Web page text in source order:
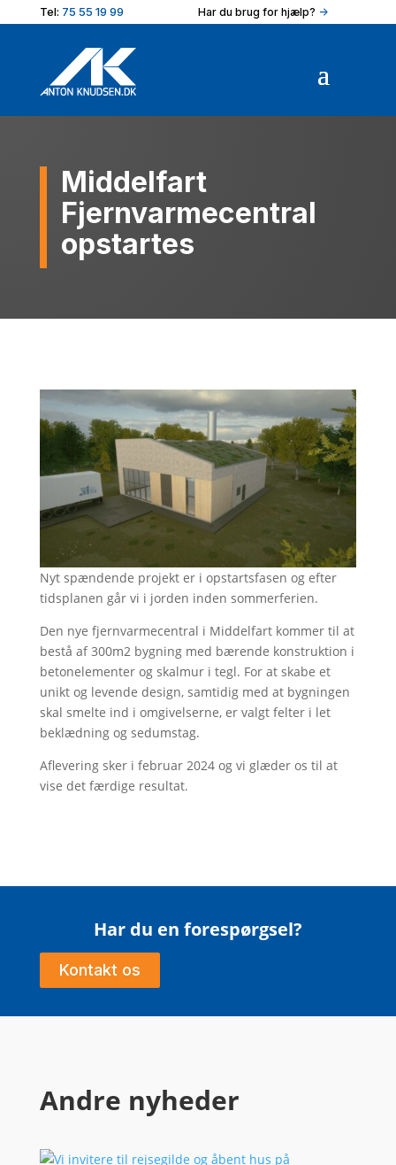
Tel: 75 55 19 99 Har du brug for hjælp? ->
Middelfart
Fjernvarmecentral
opstartes
Nyt spændende projekt er i opstartsfasen og efter
tidsplanen går vi i jorden inden sommerferien.
Den nye fjernvarmecentral i Middelfart kommer til at
bestå af 300m2 bygning med bærende konstruktion i
betonelementer og skalmur i tegl. For at skabe et
unikt og levende design, samtidig med at bygningen
skal smelte ind i omgivelserne, er valgt felter i let
beklædning og sedumstag.
Aflevering sker i februar 2024 og vi glæder os til at
vise det færdige resultat.
Har du en forespørgsel?
Kontakt os
Andre nyheder